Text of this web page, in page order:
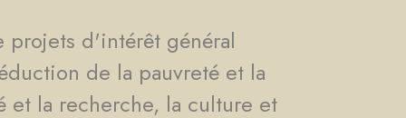
projets d'intérêt général
de la pauvreté et la
et la recherche, la culture et